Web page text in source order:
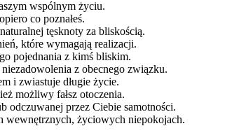
wspólnym życiu.
co poznałeś.
tęsknoty za bliskością.
które wymagają realizacji.
pojednania z kimś bliskim.
z obecnego związku.
i zwiastuje długie życie.
możliwy fałsz otoczenia.
odczuwanej przez Ciebie samotności.
wewnętrznych, życiowych niepokojach.